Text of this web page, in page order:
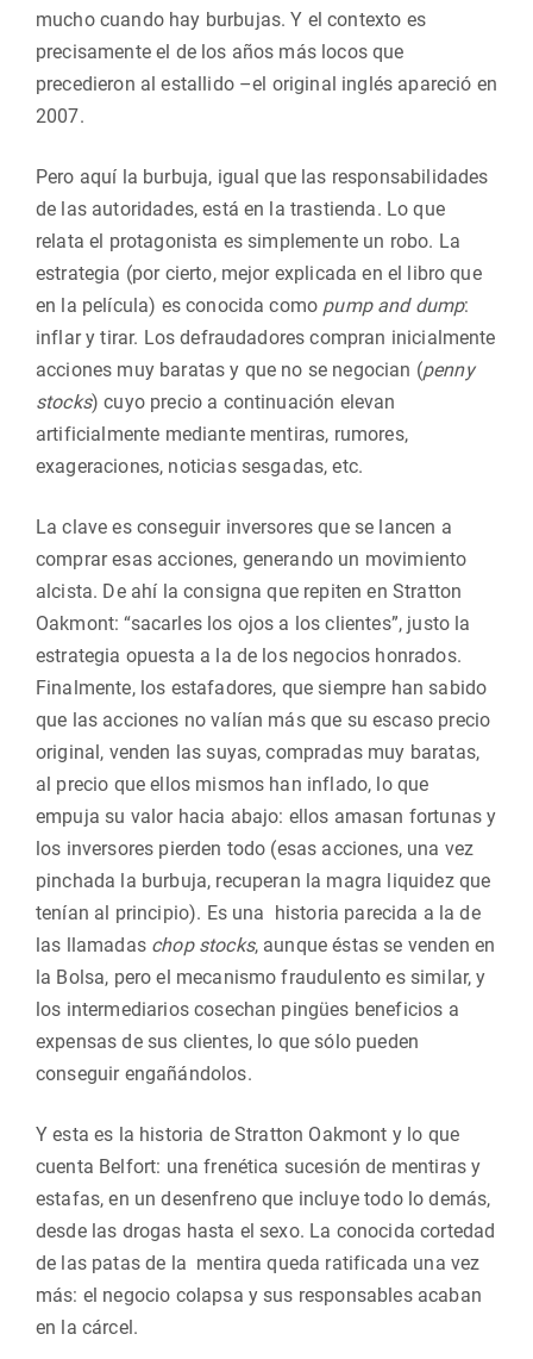
mucho cuando hay burbujas. Y el contexto es
precisamente el de los años más locos que
precedieron al estallido –el original inglés apareció en
2007.
Pero aquí la burbuja, igual que las responsabilidades
de las autoridades, está en la trastienda. Lo que
relata el protagonista es simplemente un robo. La
estrategia (por cierto, mejor explicada en el libro que
en la película) es conocida como pump and dump:
inflar y tirar. Los defraudadores compran inicialmente
acciones muy baratas y que no se negocian (penny
stocks) cuyo precio a continuación elevan
artificialmente mediante mentiras, rumores,
exageraciones, noticias sesgadas, etc.
La clave es conseguir inversores que se lancen a
comprar esas acciones, generando un movimiento
alcista. De ahí la consigna que repiten en Stratton
Oakmont: “sacarles los ojos a los clientes”, justo la
estrategia opuesta a la de los negocios honrados.
Finalmente, los estafadores, que siempre han sabido
que las acciones no valían más que su escaso precio
original, venden las suyas, compradas muy baratas,
al precio que ellos mismos han inflado, lo que
empuja su valor hacia abajo: ellos amasan fortunas y
los inversores pierden todo (esas acciones, una vez
pinchada la burbuja, recuperan la magra liquidez que
tenían al principio). Es una historia parecida a la de
las llamadas chop stocks, aunque éstas se venden en
la Bolsa, pero el mecanismo fraudulento es similar, y
los intermediarios cosechan pingües beneficios a
expensas de sus clientes, lo que sólo pueden
conseguir engañándolos.
Y esta es la historia de Stratton Oakmont y lo que
cuenta Belfort: una frenética sucesión de mentiras y
estafas, en un desenfreno que incluye todo lo demás,
desde las drogas hasta el sexo. La conocida cortedad
de las patas de la mentira queda ratificada una vez
más: el negocio colapsa y sus responsables acaban
en la cárcel.